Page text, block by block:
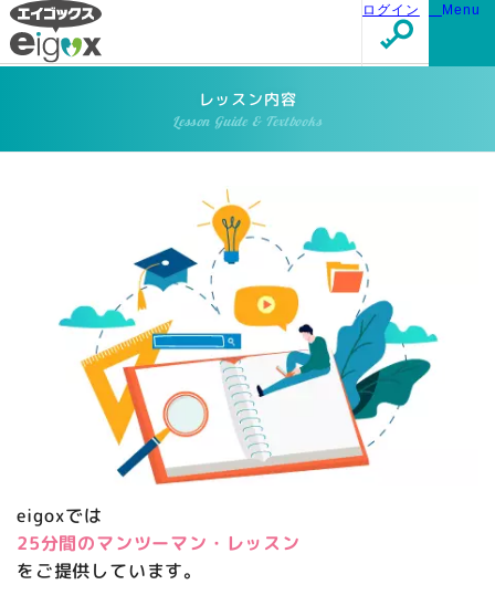
Menu
ログイン
レッスン内容
Lesson Guide & Textbooks
eigoxでは
25分間のマンツーマン・レッスン
をご提供しています。